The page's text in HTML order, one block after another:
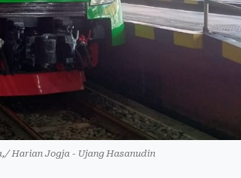
Harian Jogja - Ujang Hasanudin